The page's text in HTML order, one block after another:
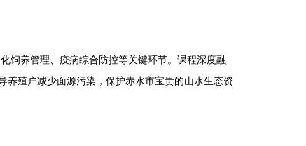
饲养管理、疫病综合防控等关键环节。课程深度融
养殖户减少面源污染，保护赤水市宝贵的山水生态资